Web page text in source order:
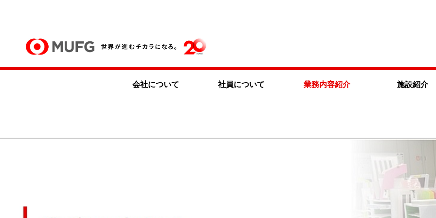
会社について 社員について 業務内容紹介 施設紹介